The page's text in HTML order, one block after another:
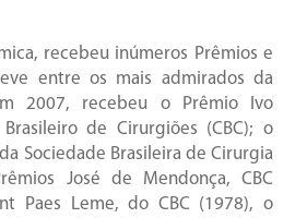
recebeu inúmeros Prêmios e
entre os mais admirados da
2007, recebeu o Prêmio Ivo
de Cirurgiões (CBC); o
Sociedade Brasileira de Cirurgia
José de Mendonça, CBC
Paes Leme, do CBC (1978), o